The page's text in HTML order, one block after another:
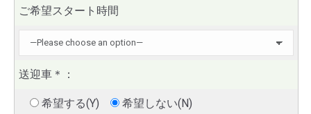
ご希望スタート時間
送迎車 ＊ ：
希望する(Y) 希望しない(N)